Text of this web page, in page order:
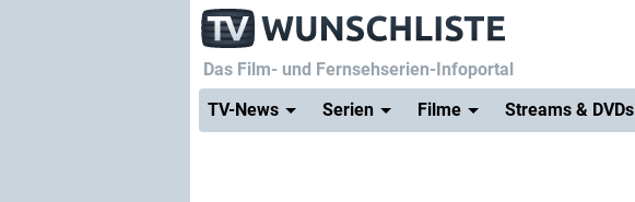
Das Film- und Fernsehserien-Infoportal
TV-News
Serien Filme Streams & DVDs